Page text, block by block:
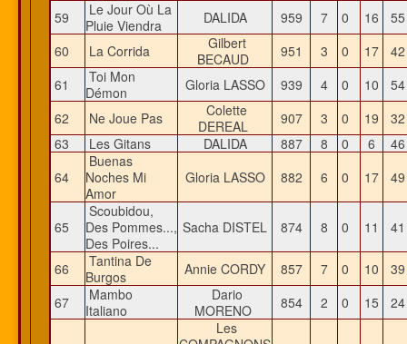
59
Le Jour Où La
Pluie Viendra
DALIDA 959 7 0 16
60
La Corrida
Gilbert
BECAUD
951 3 0 17
61
Toi Mon
Démon
Gloria LASSO 939 4 0 10
62
Ne Joue Pas
Colette
DEREAL
907 3 0 19
63
Les Gitans DALIDA 887 8 0 6
64
Buenas
Noches Mi
Amor
Gloria LASSO 882 6 0 17
65
Scoubidou,
Des Pommes...,
Des Poires...
Sacha DISTEL 874 8 0 11
66
Tantina De
Burgos
Annie CORDY 857 7 0 10
67
Mambo
Italiano
Dario
MORENO
854 2 0 15
Les